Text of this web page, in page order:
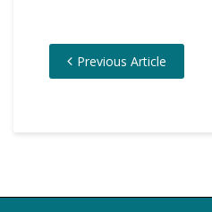
Previous Article